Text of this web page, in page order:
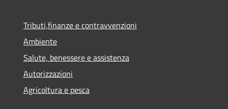
Tributi,finanze e contravvenzioni
Ambiente
Salute, benessere e assistenza
Autorizzazioni
Agricoltura e pesca